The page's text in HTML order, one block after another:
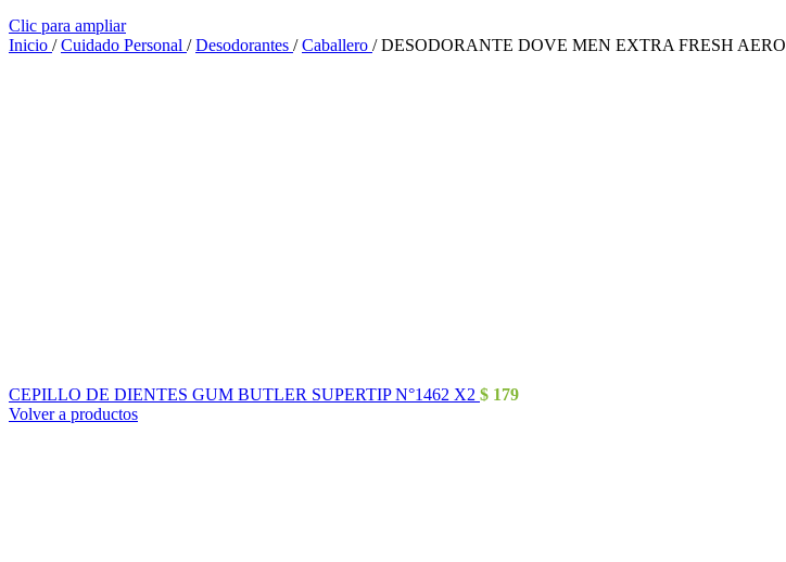
Clic para ampliar
Inicio / Cuidado Personal / Desodorantes / Caballero / DESODORANTE DOVE MEN EXTRA FRESH AERO
CEPILLO DE DIENTES GUM BUTLER SUPERTIP N°1462 X2 $ 179
Volver a productos